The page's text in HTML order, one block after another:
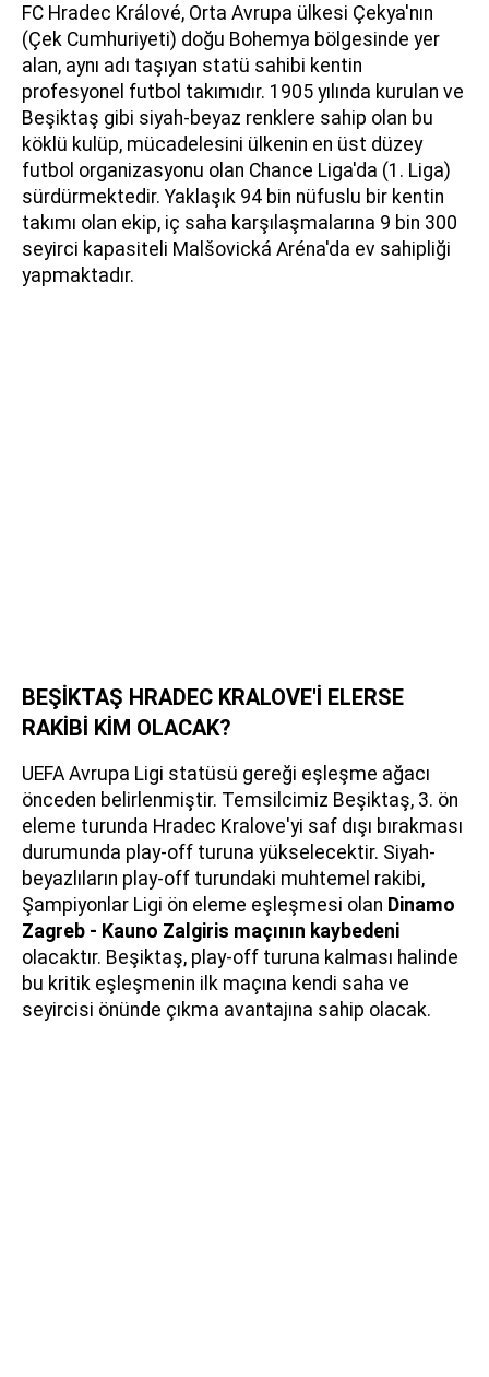
FC Hradec Králové, Orta Avrupa ülkesi Çekya'nın
(Çek Cumhuriyeti) doğu Bohemya bölgesinde yer
alan, aynı adı taşıyan statü sahibi kentin
profesyonel futbol takımıdır. 1905 yılında kurulan ve
Beşiktaş gibi siyah-beyaz renklere sahip olan bu
köklü kulüp, mücadelesini ülkenin en üst düzey
futbol organizasyonu olan Chance Liga'da (1. Liga)
sürdürmektedir. Yaklaşık 94 bin nüfuslu bir kentin
takımı olan ekip, iç saha karşılaşmalarına 9 bin 300
seyirci kapasiteli Malšovická Aréna'da ev sahipliği
yapmaktadır.
BEŞİKTAŞ HRADEC KRALOVE'İ ELERSE
RAKİBİ KİM OLACAK?
UEFA Avrupa Ligi statüsü gereği eşleşme ağacı
önceden belirlenmiştir. Temsilcimiz Beşiktaş, 3. ön
eleme turunda Hradec Kralove'yi saf dışı bırakması
durumunda play-off turuna yükselecektir. Siyah-
beyazlıların play-off turundaki muhtemel rakibi,
Şampiyonlar Ligi ön eleme eşleşmesi olan Dinamo
Zagreb - Kauno Zalgiris maçının kaybedeni
olacaktır. Beşiktaş, play-off turuna kalması halinde
bu kritik eşleşmenin ilk maçına kendi saha ve
seyircisi önünde çıkma avantajına sahip olacak.